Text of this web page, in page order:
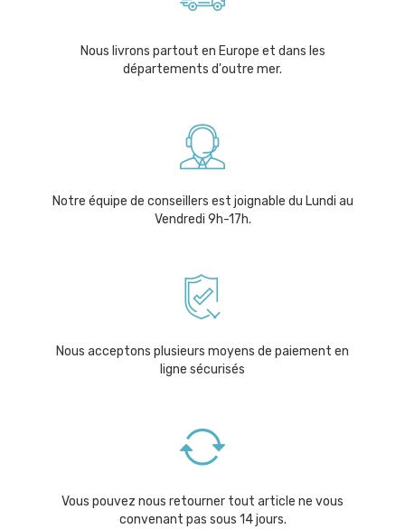
Nous livrons partout en Europe et dans les
départements d'outre mer.
Notre équipe de conseillers est joignable du Lundi au
Vendredi 9h-17h.
Nous acceptons plusieurs moyens de paiement en
ligne sécurisés
Vous pouvez nous retourner tout article ne vous
convenant pas sous 14 jours.